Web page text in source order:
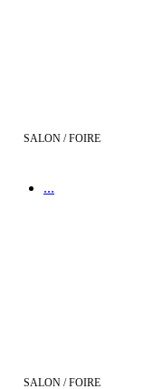
SALON / FOIRE
...
SALON / FOIRE